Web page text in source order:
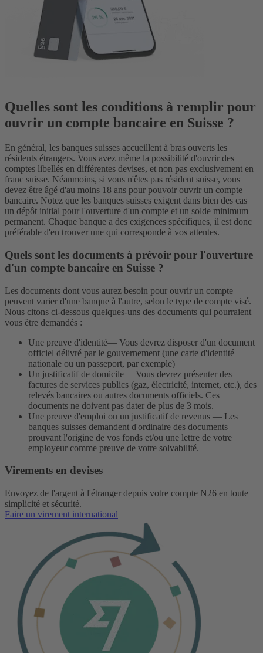
Quelles sont les conditions à remplir pour
ouvrir un compte bancaire en Suisse ?
En général, les banques suisses accueillent à bras ouverts les
résidents étrangers. Vous avez même la possibilité d'ouvrir des
comptes libellés en différentes devises, et non pas exclusivement en
franc suisse. Néanmoins, si vous n'êtes pas résident suisse, vous
devez être âgé d'au moins 18 ans pour pouvoir ouvrir un compte
bancaire. Notez que les banques suisses exigent dans bien des cas
un dépôt initial pour l'ouverture d'un compte et un solde minimum
permanent. Chaque banque a des exigences spécifiques, il est donc
préférable d'en trouver une qui corresponde à vos attentes.
Quels sont les documents à prévoir pour l'ouverture
d'un compte bancaire en Suisse ?
Les documents dont vous aurez besoin pour ouvrir un compte
peuvent varier d'une banque à l'autre, selon le type de compte visé.
Nous citons ci-dessous quelques-uns des documents qui pourraient
vous être demandés :
Une preuve d'identité— Vous devrez disposer d'un document
officiel délivré par le gouvernement (une carte d'identité
nationale ou un passeport, par exemple)
Un justificatif de domicile— Vous devrez présenter des
factures de services publics (gaz, électricité, internet, etc.), des
relevés bancaires ou autres documents officiels. Ces
documents ne doivent pas dater de plus de 3 mois.
Une preuve d'emploi ou un justificatif de revenus — Les
banques suisses demandent d'ordinaire des documents
prouvant l'origine de vos fonds et/ou une lettre de votre
employeur comme preuve de votre solvabilité.
Virements en devises
Envoyez de l'argent à l'étranger depuis votre compte N26 en toute
simplicité et sécurité.
Faire un virement international